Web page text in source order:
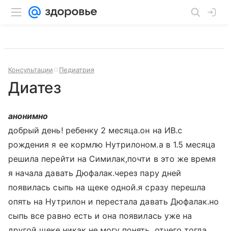
Консультации Педиатрия
Диатез
анонимно
добрый день! ребенку 2 месяца.он на ИВ.с
рождения я ее кормлю Нутрилоном.а в 1.5 месяца
решила перейти на Симилак,почти в это же время
я начала давать Дюфалак.через пару дней
появилась сыпь на щеке одной.я сразу перешла
опять на Нутрилон и перестала давать Дюфалак.но
сыпь все равно есть и она появилась уже на